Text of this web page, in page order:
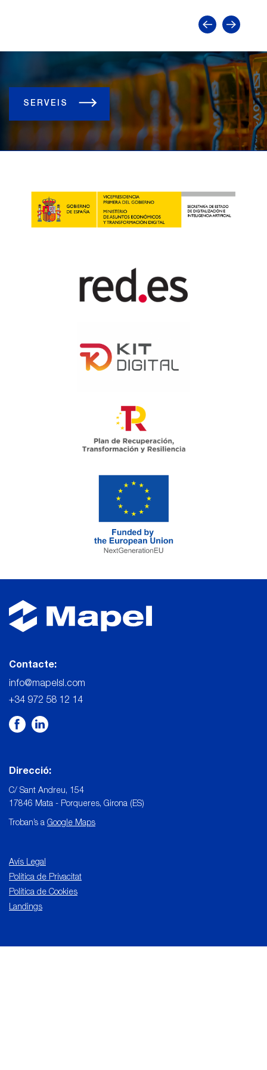
SERVEIS
Contacte:
info@mapelsl.com
+34 972 58 12 14
Direcció:
C/ Sant Andreu, 154
17846 Mata - Porqueres, Girona (ES)
Troban’s a Google Maps
Avís Legal
Política de Privacitat
Política de Cookies
Landings